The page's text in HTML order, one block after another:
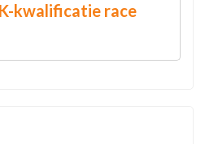
kwalificatie race